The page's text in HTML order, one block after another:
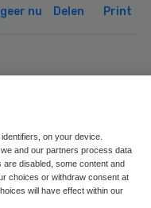
nu Delen Print
on your device.
and our partners process data
are disabled, some content and
choices or withdraw consent at
will have effect within our